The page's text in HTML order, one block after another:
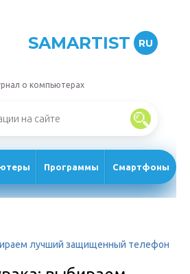
SAMARTIST RU
о компьютерах
Программы Смартфоны
лучший защищенный телефон